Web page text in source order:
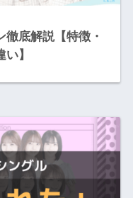
徹底解説【特徴・
】